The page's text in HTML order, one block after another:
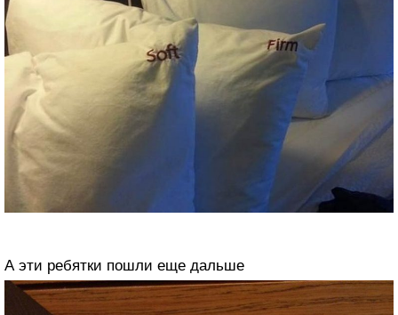
А эти ребятки пошли еще дальше